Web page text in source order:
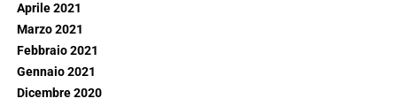
Aprile 2021
Marzo 2021
Febbraio 2021
Gennaio 2021
Dicembre 2020